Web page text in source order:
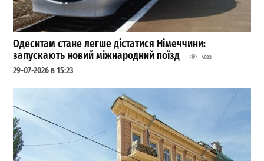
Одеситам стане легше дістатися Німеччини:
запускають новий міжнародний поїзд
4682
29-07-2026 в 15:23